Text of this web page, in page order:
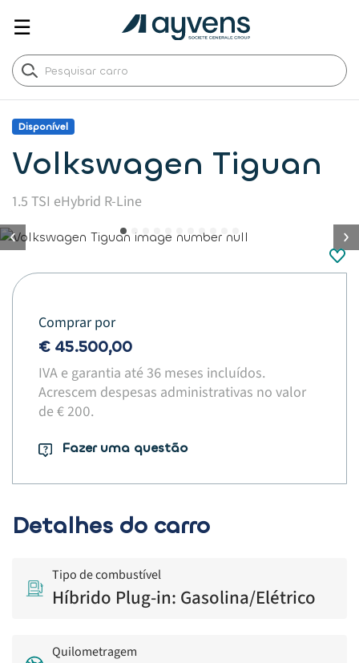
☰
Disponível
Volkswagen Tiguan
1.5 TSI eHybrid R-Line
button.previous
Comprar por
€ 45.500,00
IVA e garantia até 36 meses incluídos.
Acrescem despesas administrativas no valor
de € 200.​
Fazer uma questão
Detalhes do carro
Tipo de combustível
Híbrido Plug-in: Gasolina/Elétrico
Quilometragem